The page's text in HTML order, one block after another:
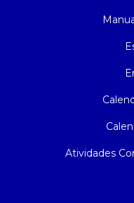
Atividades